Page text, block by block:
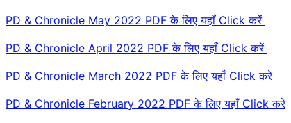
PD & Chronicle May 2022 PDF के लिए यहाँ Click करें
PD & Chronicle April 2022 PDF के लिए यहाँ Click करें
PD & Chronicle March 2022 PDF के लिए यहाँ Click करे
PD & Chronicle February 2022 PDF के लिए यहाँ Click करे